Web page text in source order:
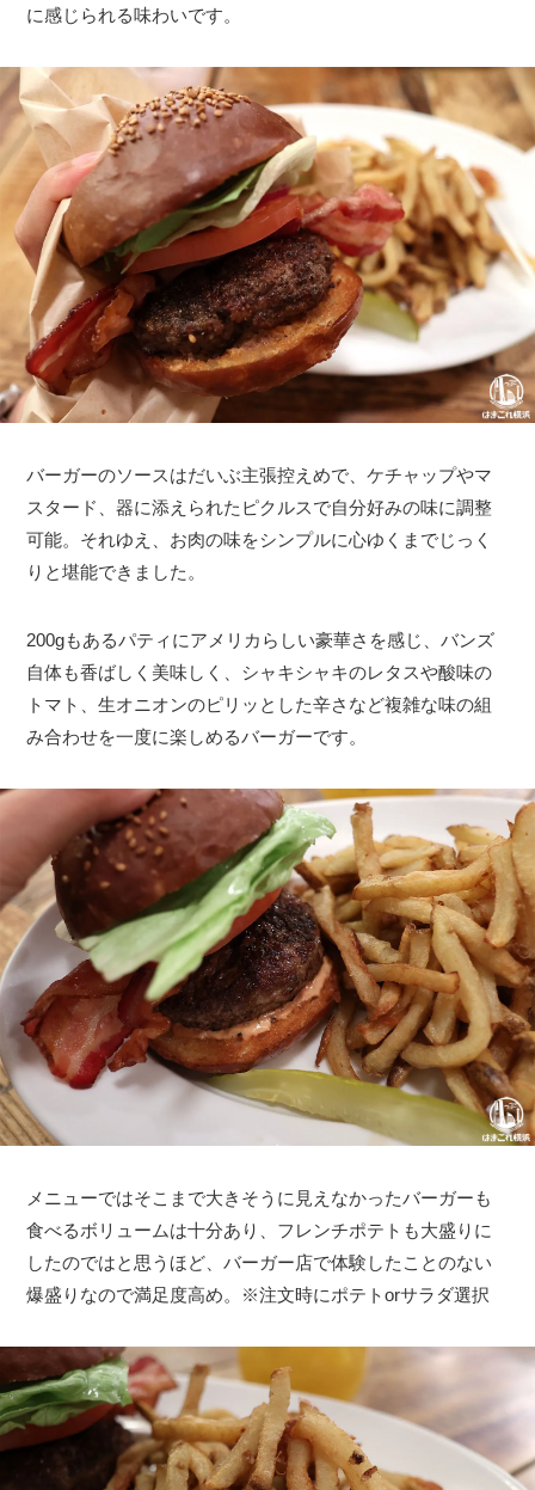
に感じられる味わいです。
バーガーのソースはだいぶ主張控えめで、ケチャップやマ
スタード、器に添えられたピクルスで自分好みの味に調整
可能。それゆえ、お肉の味をシンプルに心ゆくまでじっく
りと堪能できました。
200gもあるパティにアメリカらしい豪華さを感じ、バンズ
自体も香ばしく美味しく、シャキシャキのレタスや酸味の
トマト、生オニオンのピリッとした辛さなど複雑な味の組
み合わせを一度に楽しめるバーガーです。
メニューではそこまで大きそうに見えなかったバーガーも
食べるボリュームは十分あり、フレンチポテトも大盛りに
したのではと思うほど、バーガー店で体験したことのない
爆盛りなので満足度高め。※注文時にポテトorサラダ選択